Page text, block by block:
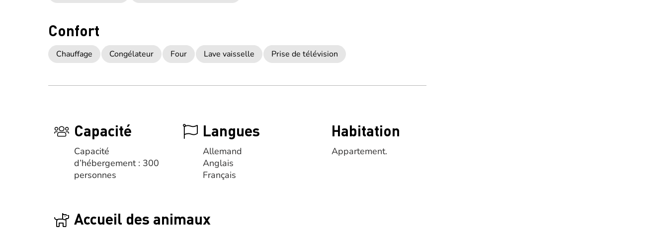
Confort
Chauffage Congélateur Four Lave vaisselle Prise de télévision
Capacité
Capacité
d’hébergement : 300
personnes
Langues
Allemand
Anglais
Français
Habitation
Appartement.
Accueil des animaux